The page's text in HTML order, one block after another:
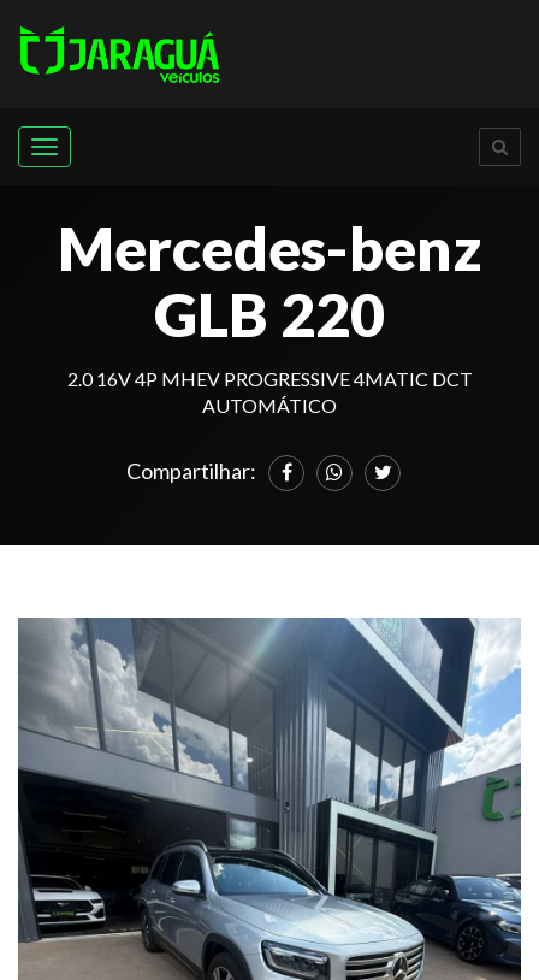
Menu
Mercedes-benz
GLB 220
2.0 16V 4P MHEV PROGRESSIVE 4MATIC DCT
AUTOMÁTICO
Compartilhar: